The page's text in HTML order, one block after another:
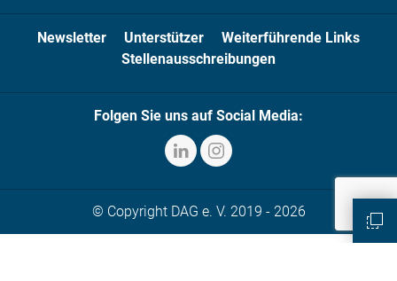
Newsletter Unterstützer
Weiterführende Links
Stellenausschreibungen
Folgen Sie uns auf Social Media:
© Copyright DAG e. V. 2019 - 2026